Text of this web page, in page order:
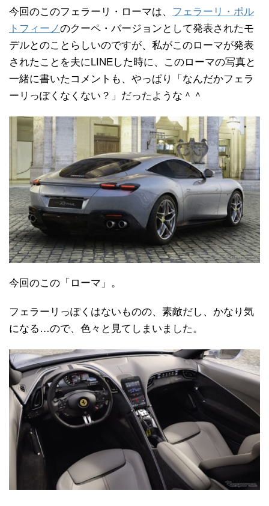
今回のこのフェラーリ・ローマは、 フェラーリ・ポル
トフィーノのクーペ・バージョンとして発表されたモ
デルとのことらしいのですが、私がこのローマが発表
されたことを夫にLINEした時に、このローマの写真と
一緒に書いたコメントも、やっぱり「なんだかフェラ
ーリっぽくなくない？」だったような＾＾
今回のこの「ローマ」。
フェラーリっぽくはないものの、素敵だし、かなり気
になる…ので、色々と見てしまいました。